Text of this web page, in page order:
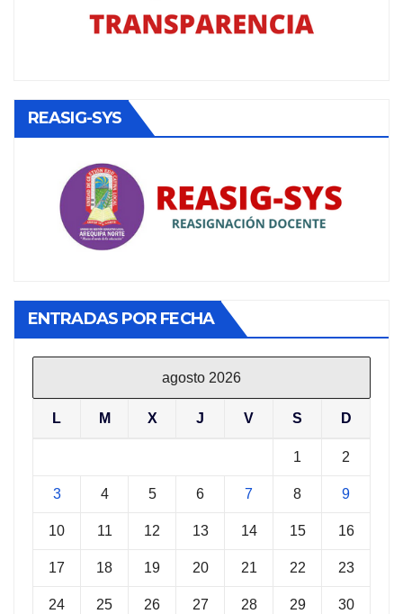
REASIG-SYS
ENTRADAS POR FECHA
agosto 2026
L M X J V S D
1 2
3 4 5 6 7 8 9
10 11 12 13 14 15 16
17 18 19 20 21 22 23
24 25 26 27 28 29 30